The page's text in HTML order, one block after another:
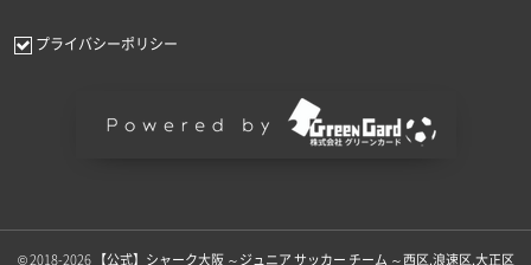
プライバシーポリシー
© 2018-2026 【公式】シャーク大阪 ～ジュニア サッカー チーム ～西区.浪速区.大正区